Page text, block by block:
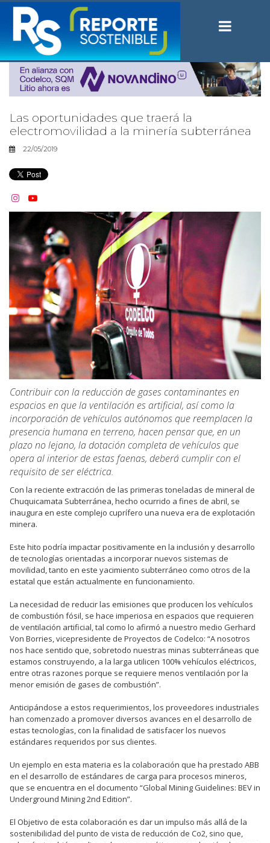
Las oportunidades que traerá la
electromovilidad a la minería subterránea
22/05/2019
 
Contribuir con la reducción de gases contaminantes en
espacios en que la ventilación es artificial, así como la
incorporación de vehículos autónomos que reemplacen la
presencia humana en terreno, hacen pensar que, en un
plazo no lejano, la dotación completa de vehículos que
opera al interior de estas faenas, deberá cumplir con el
requisito de ser eléctrica.
Con la reciente extracción de las primeras toneladas de mineral de
Chuquicamata Subterránea, hecho ocurrido a fines de abril, se
inaugura en este complejo cuprífero una nueva era de explotación
minera.
Este hito podría impactar positivamente en la inclusión y desarrollo
de tecnologías orientadas a incorporar nuevos sistemas de
movilidad, tanto en este yacimiento subterráneo como otros de la
estatal que están actualmente en funcionamiento.
La necesidad de reducir las emisiones que producen los vehículos
de combustión fósil, se hace imperiosa en espacios que requieren
de ventilación artificial, tal como lo afirmó a nuestro medio Gerhard
Von Borries, vicepresidente de Proyectos de Codelco: “A nosotros
nos hace sentido que, sobretodo nuestras minas subterráneas que
estamos construyendo, a la larga utilicen 100% vehículos eléctricos,
entre otras razones porque se requiere menos ventilación por la
menor emisión de gases de combustión”.
Anticipándose a estos requerimientos, los proveedores industriales
han comenzado a promover diversos avances en el desarrollo de
estas tecnologías, con la finalidad de satisfacer los nuevos
estándares requeridos por sus clientes.
Un ejemplo en esta materia es la colaboración que ha prestado ABB
en el desarrollo de estándares de carga para procesos mineros,
que se encuentra en el documento “Global Mining Guidelines: BEV in
Underground Mining 2nd Edition”.
El Objetivo de esta colaboración es dar un impulso más allá de la
sostenibilidad del punto de vista de reducción de Co2, sino que,